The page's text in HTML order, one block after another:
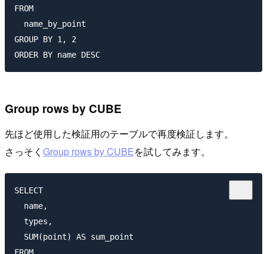
FROM
  name_by_point
GROUP BY 1, 2
Group rows by CUBE
先ほど使用した検証用のテーブルで再度検証します。
さっそく Group rows by CUBEを試してみます。
SELECT
  name,
  types,
  SUM(point) AS sum_point
FROM